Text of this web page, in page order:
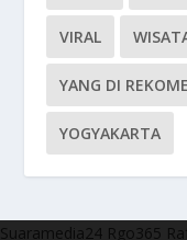
VIRAL
YANG DI
YOGYAKARTA
Suaramedia24 Rgo365